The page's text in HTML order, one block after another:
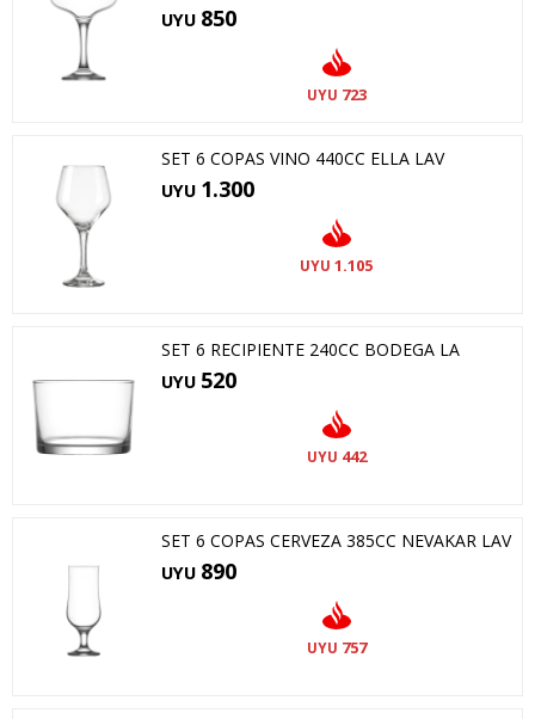
UYU 850
UYU 723
SET 6 COPAS VINO 440CC ELLA LAV
UYU 1.300
UYU 1.105
SET 6 RECIPIENTE 240CC BODEGA LA
UYU 520
UYU 442
SET 6 COPAS CERVEZA 385CC NEVAKAR LAV
UYU 890
UYU 757